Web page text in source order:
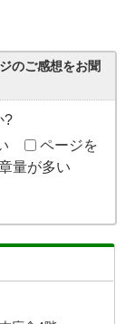
のご感想をお聞
?
ページを
量が多い